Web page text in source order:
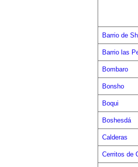
Barrio de
Barrio las
Bombaro
Bonsho
Boqui
Boshesdá
Calderas
Cerritos de